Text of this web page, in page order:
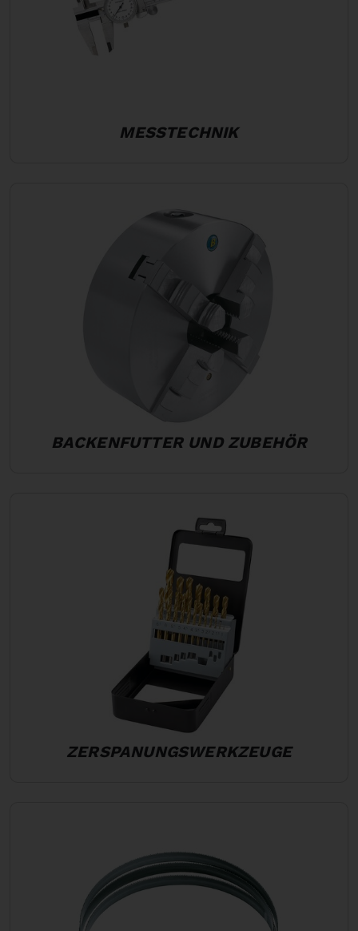
MESSTECHNIK
BACKENFUTTER UND ZUBEHÖR
ZERSPANUNGSWERKZEUGE